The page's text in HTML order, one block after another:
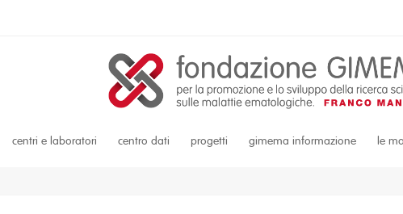
centri e laboratori centro dati progetti gimema informazione le